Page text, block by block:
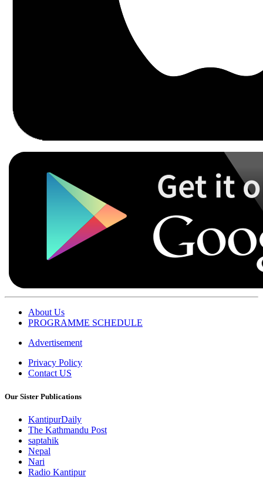
About Us
PROGRAMME SCHEDULE
Advertisement
Privacy Policy
Contact US
Our Sister Publications
KantipurDaily
The Kathmandu Post
saptahik
Nepal
Nari
Radio Kantipur